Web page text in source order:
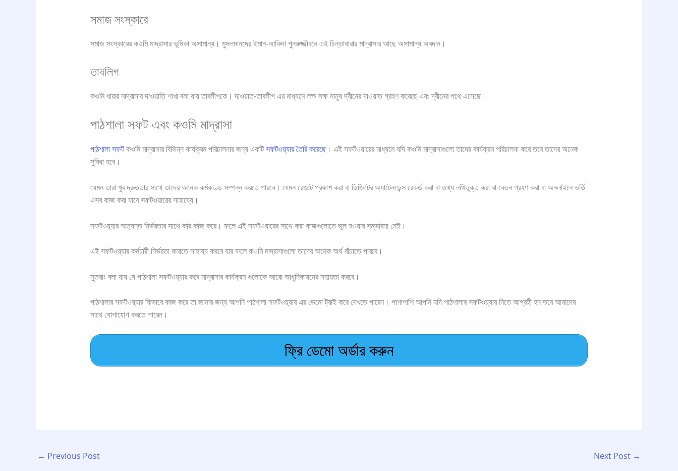
সমাজ সংস্কারে
সমাজ সংস্কারের কওমি মাদ্রাসার ভূমিকা অসামান্য। মুসলমানদের ইমান-আকিদা পুনরুজ্জীবনে এই চিন্তাধারার মাদ্রাসার আছে অসামান্য অবদান।
তাবলিগ
কওমি ধারার মাদ্রাসার দাওয়াতি শাখা বলা যায় তাবলীগকে। দাওয়াত-তাবলীগ এর মাধ্যমে লক্ষ লক্ষ মানুষ দ্বীনের দাওয়াত গ্রহণ করেছে এবং দ্বীনের পথে এসেছে।
পাঠশালা সফট এবং কওমি মাদ্রাসা
পাঠশালা সফটকওমি মাদ্রাসার বিভিন্ন কার্যক্রম পরিচালনার জন্য একটিসফটওয়্যার তৈরি করেছে। এই সফটওয়ারের মাধ্যমে যদি কওমি মাদ্রাসাগুলো তাদের কার্যক্রম পরিচালনা করে তবে তাদের অনেক
সুবিধা হবে।
যেমন তারা খুব দ্রুততার সাথে তাদের অনেক কর্মকাণ্ড সম্পন্ন করতে পারবে। যেমন রেজাল্ট প্রকাশ করা বা ডিজিটের অ্যাটেনডেন্স রেকর্ড করা বা তথ্য নথিভুক্ত করা বা বেতন গ্রহণ করা বা অনলাইনে ভর্তি
এসব কাজ করা যাবে সফটওয়ারের সাহায্যে।
সফটওয়্যার অত্যন্ত নির্ভরতার সাথে কার কাজ করে। ফলে এই সফটওয়ারের সাথে করা কাজগুলোতে ভুল হওয়ার সম্ভাবনা নেই।
এই সফটওয়্যার কর্মচারী নির্ভরতা কমাতে সাহায্য করবে যার ফলে কওমি মাদ্রাসাগুলো তাদের অনেক অর্থ বাঁচাতে পারবে।
সুতরাং বলা যায় যে পাঠশালা সফটওয়্যার কবে মাদ্রাসার কার্যক্রম গুলোকে আরো আধুনিকায়নের সহায়তা করবে।
পাঠশালার সফটওয়্যার কিভাবে কাজ করে তা জানার জন্য আপনি পাঠশালা সফটওয়্যার এর ডেমো ট্রাই করে দেখতে পারেন। পাশাপাশি আপনি যদি পাঠশালার সফটওয়্যার নিতে আগ্রহী হন তবে আমাদের
সাথে যোগাযোগ করতে পারেন।
ফ্রি ডেমো অর্ডার করুন
← Previous Post Next Post →